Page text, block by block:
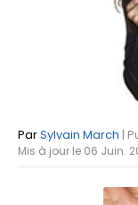
ParSylvain March |
Mis à jour le 06 Juin.